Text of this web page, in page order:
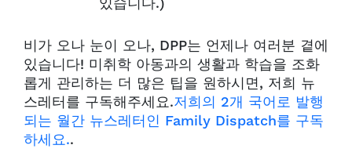
비가 오나 눈이 오나, DPP는 언제나 여러분 곁에
있습니다! 미취학 아동과의 생활과 학습을 조화
롭게 관리하는 더 많은 팁을 원하시면, 저희 뉴
스레터를 구독해주세요.저희의 2개 국어로 발행
되는 월간 뉴스레터인 Family Dispatch를 구독
하세요..